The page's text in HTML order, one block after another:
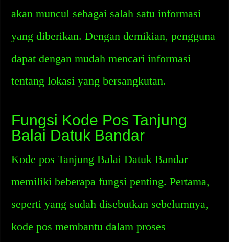
akan muncul sebagai salah satu informasi
yang diberikan. Dengan demikian, pengguna
dapat dengan mudah mencari informasi
tentang lokasi yang bersangkutan.
Fungsi Kode Pos Tanjung
Balai Datuk Bandar
Kode pos Tanjung Balai Datuk Bandar
memiliki beberapa fungsi penting. Pertama,
seperti yang sudah disebutkan sebelumnya,
kode pos membantu dalam proses